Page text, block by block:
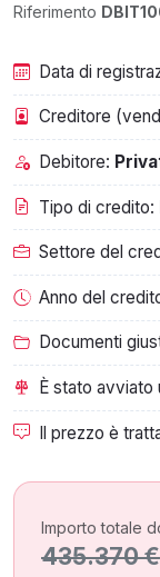
Riferimento
Data di
Creditore
Debitore:
Tipo di credito:
Settore del
Anno del
Documenti
È stato
Il prezzo è
Importo totale
435.370 €